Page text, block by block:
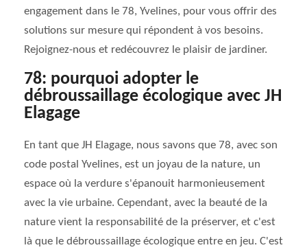
engagement dans le 78, Yvelines, pour vous offrir des
solutions sur mesure qui répondent à vos besoins.
Rejoignez-nous et redécouvrez le plaisir de jardiner.
78: pourquoi adopter le
débroussaillage écologique avec JH
Elagage
En tant que JH Elagage, nous savons que 78, avec son
code postal Yvelines, est un joyau de la nature, un
espace où la verdure s'épanouit harmonieusement
avec la vie urbaine. Cependant, avec la beauté de la
nature vient la responsabilité de la préserver, et c'est
là que le débroussaillage écologique entre en jeu. C'est